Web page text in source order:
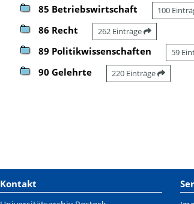
85 Betriebswirtschaft 100
86 Recht 262 Einträge
89 Politikwissenschaften 59
90 Gelehrte 220 Einträge
Kontakt